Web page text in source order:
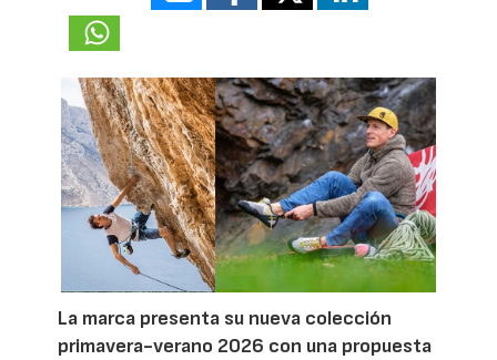
La marca presenta su nueva colección
primavera-verano 2026 con una propuesta